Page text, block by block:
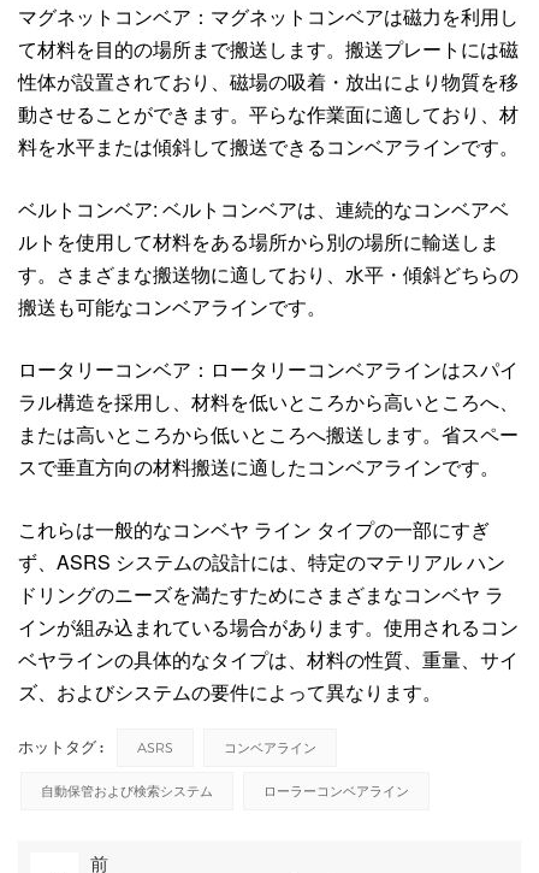
マグネットコンベア：マグネットコンベアは磁力を利用し
て材料を目的の場所まで搬送します。搬送プレートには磁
性体が設置されており、磁場の吸着・放出により物質を移
動させることができます。平らな作業面に適しており、材
料を水平または傾斜して搬送できるコンベアラインです。
ベルトコンベア: ベルトコンベアは、連続的なコンベアベ
ルトを使用して材料をある場所から別の場所に輸送しま
す。さまざまな搬送物に適しており、水平・傾斜どちらの
搬送も可能なコンベアラインです。
ロータリーコンベア：ロータリーコンベアラインはスパイ
ラル構造を採用し、材料を低いところから高いところへ、
または高いところから低いところへ搬送します。省スペー
スで垂直方向の材料搬送に適したコンベアラインです。
これらは一般的なコンベヤ ライン タイプの一部にすぎ
ず、ASRS システムの設計には、特定のマテリアル ハン
ドリングのニーズを満たすためにさまざまなコンベヤ ラ
インが組み込まれている場合があります。使用されるコン
ベヤラインの具体的なタイプは、材料の性質、重量、サイ
ズ、およびシステムの要件によって異なります。
ホットタグ : ASRS コンベアライン
自動保管および検索システム ローラーコンベアライン
前